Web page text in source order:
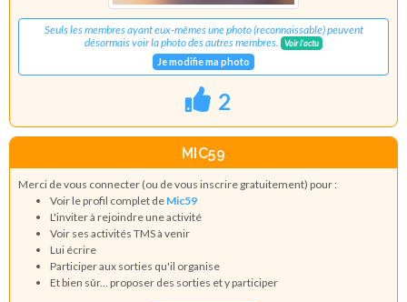
Seuls les membres ayant eux-mêmes une photo (reconnaissable) peuvent
désormais voir la photo des autres membres.
Voir l'actu
Je modifie ma photo
2
MIC59
Merci de vous connecter (ou de vous inscrire gratuitement) pour :
Voir le profil complet de Mic59
L'inviter à rejoindre une activité
Voir ses activités TMS à venir
Lui écrire
Participer aux sorties qu'il organise
Et bien sûr... proposer des sorties et y participer